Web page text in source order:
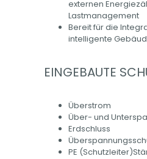
externen
Lastmanagement
Bereit für die
intelligente
EINGEBAUTE
Überstrom
Über- und
Erdschluss
PE